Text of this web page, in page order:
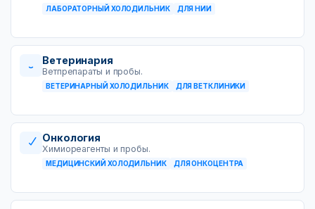
ЛАБОРАТОРНЫЙ ХОЛОДИЛЬНИК ДЛЯ НИИ
Ветеринария
Ветпрепараты и пробы.
ВЕТЕРИНАРНЫЙ ХОЛОДИЛЬНИК ДЛЯ ВЕТКЛИНИКИ
Онкология
Химиореагенты и пробы.
МЕДИЦИНСКИЙ ХОЛОДИЛЬНИК ДЛЯ ОНКОЦЕНТРА